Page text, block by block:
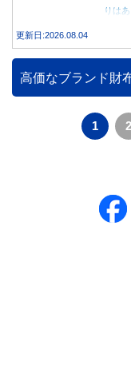
りは
更新日:2026.08.04
高価なブランド財
1 2